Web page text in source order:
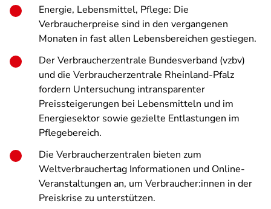
Energie, Lebensmittel, Pflege: Die
Verbraucherpreise sind in den vergangenen
Monaten in fast allen Lebensbereichen gestiegen.
Der Verbraucherzentrale Bundesverband (vzbv)
und die Verbraucherzentrale Rheinland-Pfalz
fordern Untersuchung intransparenter
Preissteigerungen bei Lebensmitteln und im
Energiesektor sowie gezielte Entlastungen im
Pflegebereich.
Die Verbraucherzentralen bieten zum
Weltverbrauchertag Informationen und Online-
Veranstaltungen an, um Verbraucher:innen in der
Preiskrise zu unterstützen.